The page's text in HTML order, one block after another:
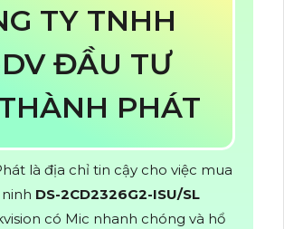
TY TNHH
ĐẦU TƯ
PHÁT
là địa chỉ tin cậy cho việc mua
DS-2CD2326G2-ISU/SL
có Mic nhanh chóng và hổ